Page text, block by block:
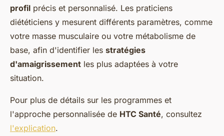
profil précis et personnalisé. Les praticiens
diététiciens y mesurent différents paramètres, comme
votre masse musculaire ou votre métabolisme de
base, afin d'identifier les stratégies
d'amaigrissement les plus adaptées à votre
situation.
Pour plus de détails sur les programmes et
l'approche personnalisée de HTC Santé, consultez
l'explication.